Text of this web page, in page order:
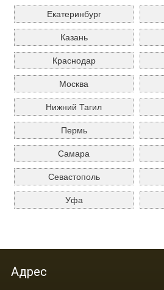
Екатеринбург
Казань
Краснодар
Москва
Нижний Тагил
Пермь
Самара
Севастополь
Уфа
Адрес